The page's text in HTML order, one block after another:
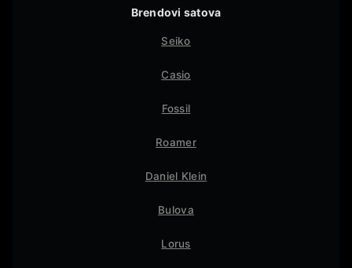
Brendovi satova
Seiko
Casio
Fossil
Roamer
Daniel Klein
Bulova
Lorus